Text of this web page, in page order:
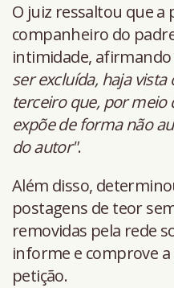
O juiz ressaltou que a
companheiro do
intimidade,
ser excluída, haja
terceiro que, por meio
expõe de forma não
do autor".
Além disso,
postagens de teor
removidas pela rede
informe e comprove
petição.